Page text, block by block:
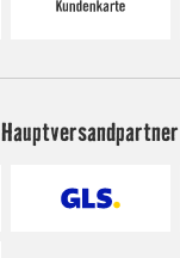
Hauptversandpartner